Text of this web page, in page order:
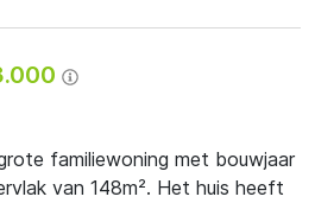
familiewoning met bouwjaar
van 148m². Het huis heeft